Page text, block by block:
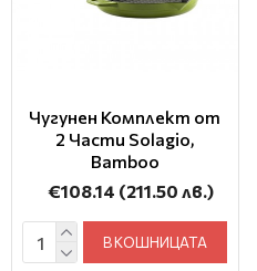
Чугунен Комплект от
2 Части Solagio,
Bamboo
€108.14 (211.50 лв.)
В КОШНИЦАТА